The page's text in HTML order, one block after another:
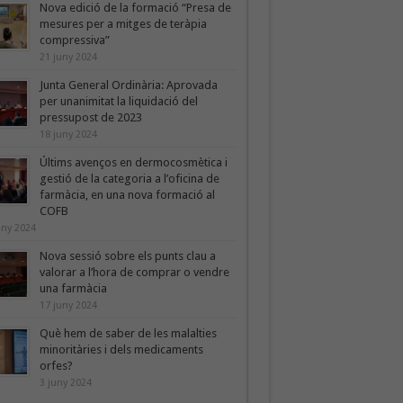
Nova edició de la formació “Presa de
mesures per a mitges de teràpia
compressiva”
21 juny 2024
Junta General Ordinària: Aprovada
per unanimitat la liquidació del
pressupost de 2023
18 juny 2024
Últims avenços en dermocosmètica i
gestió de la categoria a l’oficina de
farmàcia, en una nova formació al
COFB
2024
Nova sessió sobre els punts clau a
valorar a l’hora de comprar o vendre
una farmàcia
17 juny 2024
Què hem de saber de les malalties
minoritàries i dels medicaments
orfes?
3 juny 2024